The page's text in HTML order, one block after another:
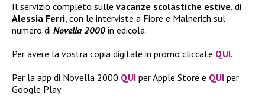
Il servizio completo sulle vacanze scolastiche estive, di
Alessia Ferri, con le interviste a Fiore e Malnerich sul
numero di Novella 2000 in edicola.
Per avere la vostra copia digitale in promo cliccate QUI.
Per la app di Novella 2000 QUI per Apple Store e QUI per
Google Play